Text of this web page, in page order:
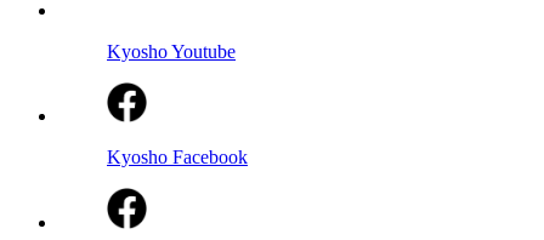
Kyosho Youtube
Kyosho Facebook